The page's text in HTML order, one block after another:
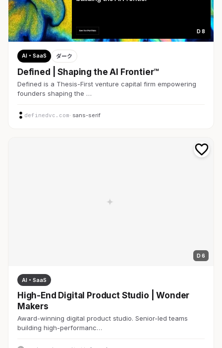
D 8
AI・SaaS ダーク
Defined | Shaping the AI Frontier™
Defined is a Thesis-First venture capital firm empowering
founders shaping the …
definedvc.com· sans-serif
D 6
AI・SaaS
High-End Digital Product Studio | Wonder
Makers
Award-winning digital product studio. Senior-led teams
building high-performanc…